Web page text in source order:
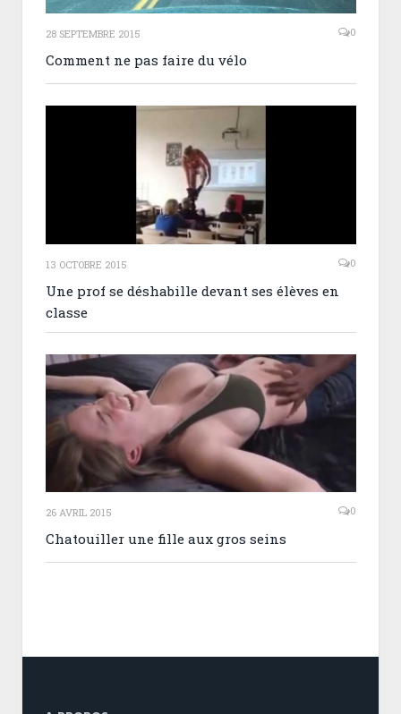
28 SEPTEMBRE 2015 0
Comment ne pas faire du vélo
13 OCTOBRE 2015 0
Une prof se déshabille devant ses élèves en
classe
26 AVRIL 2015 0
Chatouiller une fille aux gros seins